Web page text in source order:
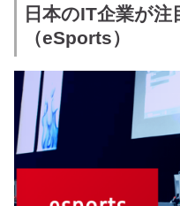
日本のIT企業が
（eSports）